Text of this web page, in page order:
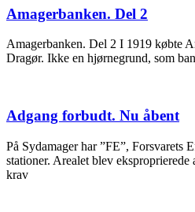
Amagerbanken. Del 2
Amagerbanken. Del 2 I 1919 købte
Dragør. Ikke en hjørnegrund, som
Adgang forbudt. Nu åbent
På Sydamager har ”FE”, Forsvarets
stationer. Arealet blev
krav